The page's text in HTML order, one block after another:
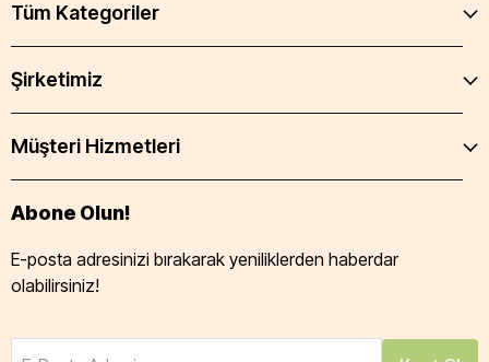
Tüm Kategoriler
Şirketimiz
Müşteri Hizmetleri
Abone Olun!
E-posta adresinizi bırakarak yeniliklerden haberdar
olabilirsiniz!